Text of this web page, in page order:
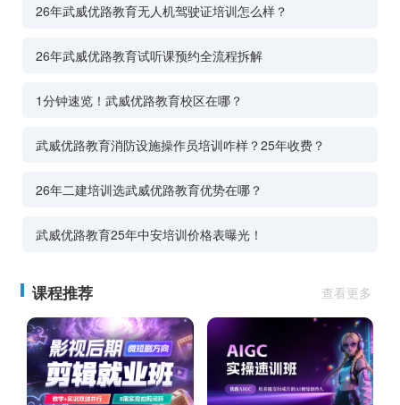
26年武威优路教育无人机驾驶证培训怎么样？
26年武威优路教育试听课预约全流程拆解
1分钟速览！武威优路教育校区在哪？
武威优路教育消防设施操作员培训咋样？25年收费？
26年二建培训选武威优路教育优势在哪？
武威优路教育25年中安培训价格表曝光！
课程推荐 查看更多